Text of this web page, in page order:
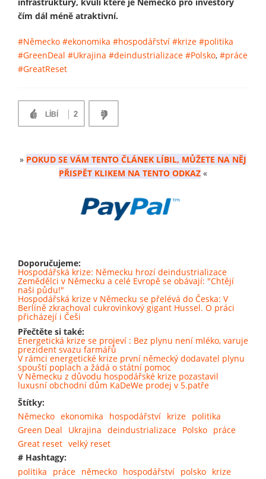
čím dál méně atraktivní.
#Německo #ekonomika #hospodářství #krize #politika
#GreenDeal #Ukrajina #deindustrializace #Polsko, #práce
#GreatReset
LÍBÍ 2
» POKUD SE VÁM TENTO ČLÁNEK LÍBIL, MŮŽETE NA NĚJ
PŘISPĚT KLIKEM NA TENTO ODKAZ «
Doporučujeme:
Hospodářská krize: Německu hrozí deindustrializace
Zemědělci v Německu a celé Evropě se obávají: "Chtějí
naši půdu!"
Hospodářská krize v Německu se přelévá do Česka: V
Berlíně zkrachoval cukrovinkový gigant Hussel. O práci
přicházejí i Češi
Přečtěte si také:
Energetická krize se projeví : Bez plynu není mléko, varuje
prezident svazu farmářů
V rámci energetické krize první německý dodavatel plynu
spouští poplach a žádá o státní pomoc
V Německu z důvodu hospodářské krize pozastavil
luxusní obchodní dům KaDeWe prodej v 5.patře
Štítky:
Německo ekonomika hospodářství krize politika
Green Deal
Ukrajina deindustrializace Polsko práce
Great reset velký reset
# Hashtagy:
politika
práce německo hospodářství polsko krize